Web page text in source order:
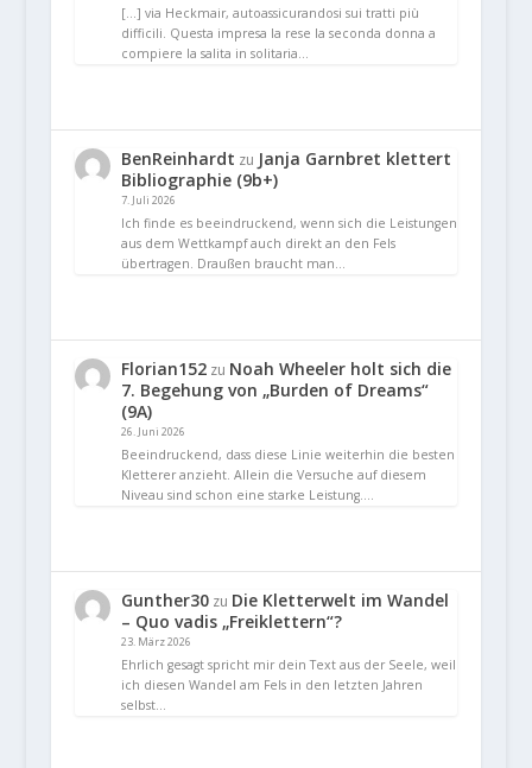
[…] via Heckmair, autoassicurandosi sui tratti più
difficili. Questa impresa la rese la seconda donna a
compiere la salita in solitaria…
BenReinhardt zu Janja Garnbret klettert
Bibliographie (9b+)
7. Juli 2026
Ich finde es beeindruckend, wenn sich die Leistungen
aus dem Wettkampf auch direkt an den Fels
übertragen. Draußen braucht man…
Florian152zu Noah Wheeler holt sich die
7. Begehung von „Burden of Dreams“
(9A)
26. Juni 2026
Beeindruckend, dass diese Linie weiterhin die besten
Kletterer anzieht. Allein die Versuche auf diesem
Niveau sind schon eine starke Leistung.…
Gunther30zu Die Kletterwelt im Wandel
– Quo vadis „Freiklettern“?
23. März 2026
Ehrlich gesagt spricht mir dein Text aus der Seele, weil
ich diesen Wandel am Fels in den letzten Jahren
selbst…